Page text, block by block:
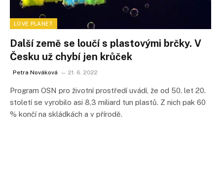
LOVE PLANET
Další země se loučí s plastovými brčky. V
Česku už chybí jen krůček
Petra Nováková 21. 6. 2022
Program OSN pro životní prostředí uvádí, že od 50. let 20.
století se vyrobilo asi 8,3 miliard tun plastů. Z nich pak 60
% končí na skládkách a v přírodě.